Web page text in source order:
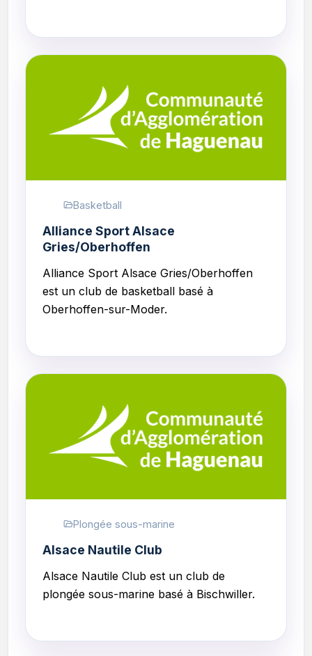
Basketball
Alliance Sport Alsace
Gries/Oberhoffen
Alliance Sport Alsace Gries/Oberhoffen
est un club de basketball basé à
Oberhoffen-sur-Moder.
Plongée sous-marine
Alsace Nautile Club
Alsace Nautile Club est un club de
plongée sous-marine basé à Bischwiller.